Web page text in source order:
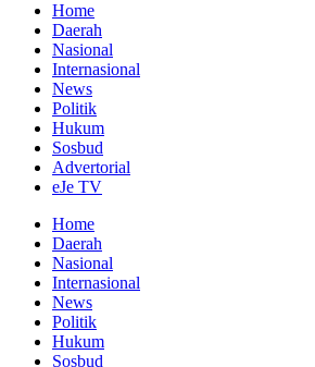
Home
Daerah
Nasional
Internasional
News
Politik
Hukum
Sosbud
Advertorial
eJe TV
Home
Daerah
Nasional
Internasional
News
Politik
Hukum
Sosbud